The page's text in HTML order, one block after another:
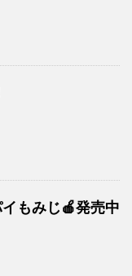
もみじ🍎発売中